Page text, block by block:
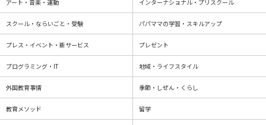
アート・音楽・運動 インターナショナル・プリスクール
スクール・ならいごと・受験 パパママの学習・スキルアップ
プレス・イベント・新サービス プレゼント
プログラミング・IT 地域・ライフスタイル
外国教育事情 季節・しぜん・くらし
教育メソッド 留学